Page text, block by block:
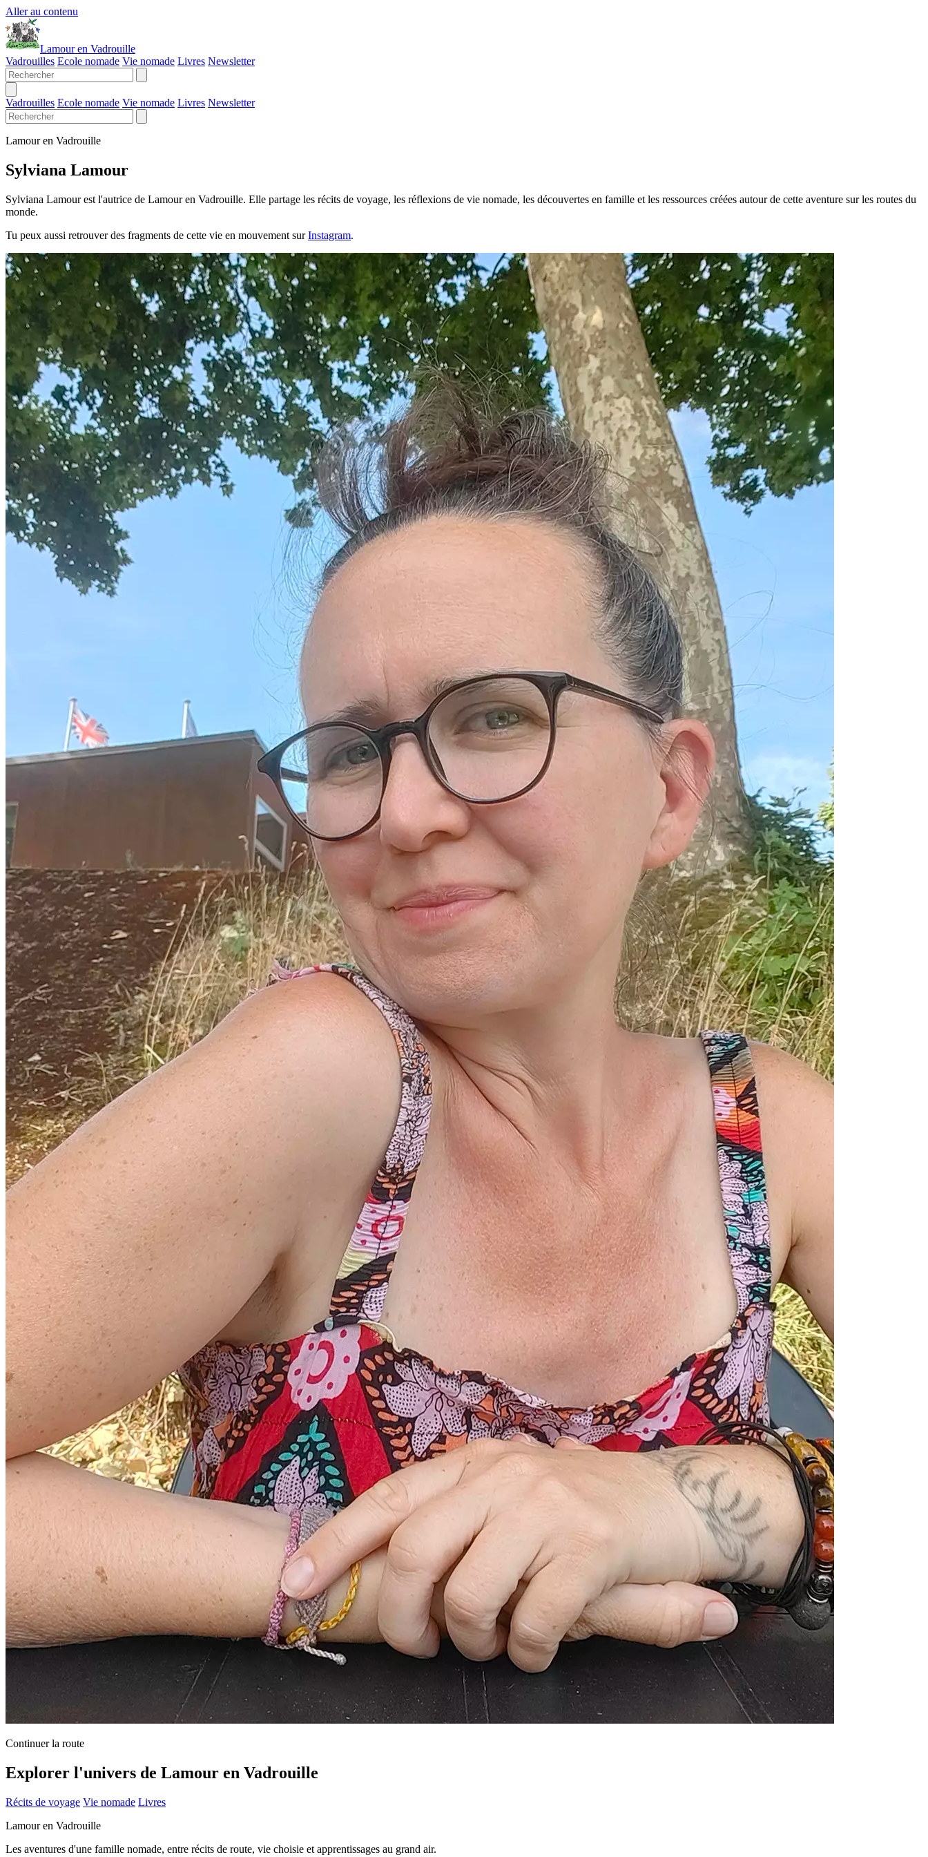
Aller au contenu
Lamour en Vadrouille
Vadrouilles Ecole nomade Vie nomade Livres Newsletter
Vadrouilles Ecole nomade Vie nomade Livres Newsletter
Lamour en Vadrouille
Sylviana Lamour
Sylviana Lamour est l'autrice de Lamour en Vadrouille. Elle partage les récits de voyage, les réflexions de vie nomade, les découvertes en famille et les ressources créées autour de cette aventure sur les routes du
monde.
Tu peux aussi retrouver des fragments de cette vie en mouvement surInstagram.
Continuer la route
Explorer l'univers de Lamour en Vadrouille
Récits de voyage Vie nomade Livres
Lamour en Vadrouille
Les aventures d'une famille nomade, entre récits de route, vie choisie et apprentissages au grand air.